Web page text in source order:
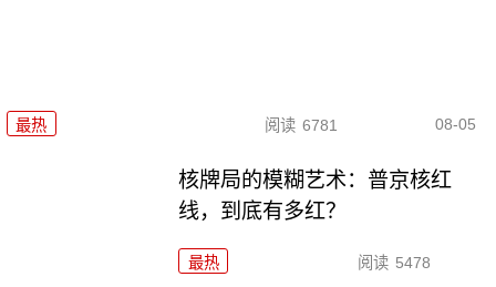
最热 阅读 6781 08-05
核牌局的模糊艺术：普京核红
线，到底有多红？
最热 阅读 5478